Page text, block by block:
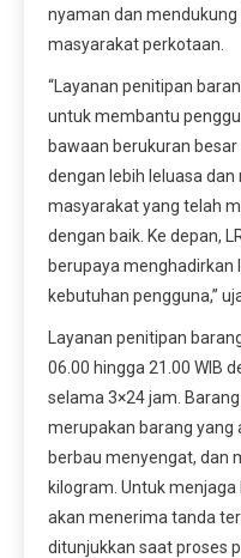
nyaman dan
masyarakat perkotaan.
“Layanan penitipan
untuk membantu
bawaan berukuran
dengan lebih leluasa
masyarakat yang telah
dengan baik. Ke depan,
berupaya menghadirkan
kebutuhan pengguna,”
Layanan penitipan
06.00 hingga 21.00 WIB
selama 3×24 jam.
merupakan barang yang
berbau menyengat, dan
kilogram. Untuk
akan menerima tanda
ditunjukkan saat proses